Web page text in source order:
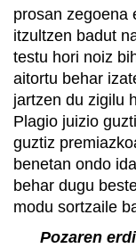
prosan zegoena
itzultzen badut
testu hori noiz
aitortu behar
jartzen du zigilu
Plagio juizio
guztiz
benetan ondo
behar dugu
modu sortzaile
Pozaren